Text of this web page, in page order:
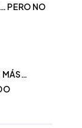
PERO NO
MÁS…